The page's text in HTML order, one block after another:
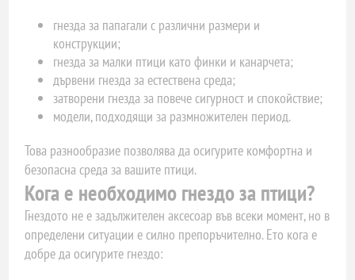
гнезда за папагали с различни размери и
конструкции;
гнезда за малки птици като финки и канарчета;
дървени гнезда за естествена среда;
затворени гнезда за повече сигурност и спокойствие;
модели, подходящи за размножителен период.
Това разнообразие позволява да осигурите комфортна и
безопасна среда за вашите птици.
Кога е необходимо гнездо за птици?
Гнездото не е задължителен аксесоар във всеки момент, но в
определени ситуации е силно препоръчително. Ето кога е
добре да осигурите гнездо: